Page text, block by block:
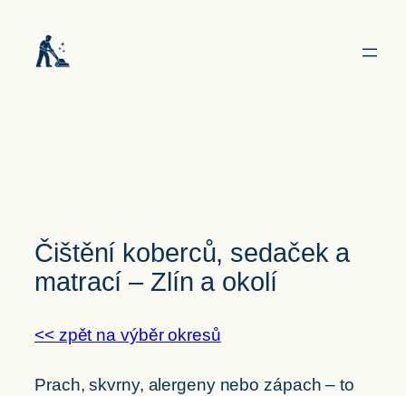
obsah
Čištění koberců, sedaček a
matrací – Zlín a okolí
<< zpět na výběr okresů
Prach, skvrny, alergeny nebo zápach – to